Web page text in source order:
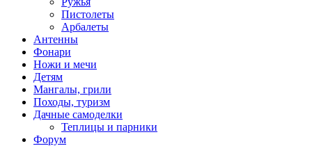
Пистолеты
Арбалеты
Антенны
Фонари
Ножи и мечи
Детям
Мангалы, грили
Походы, туризм
Дачные самоделки
Теплицы и парники
Форум